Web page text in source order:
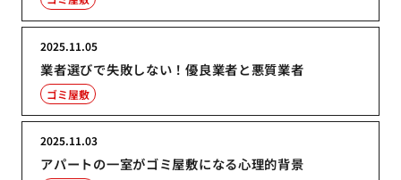
業者選びで失敗しない！優良業者と悪質業者
2025.11.05
ゴミ屋敷
アパートの一室がゴミ屋敷になる心理的背景
2025.11.03